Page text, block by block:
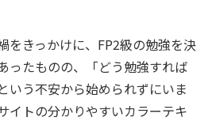
をきっかけに、FP2級の勉強を決
ったものの、「どう勉強すれば
いう不安から始められずにいま
イトの分かりやすいカラーテキ